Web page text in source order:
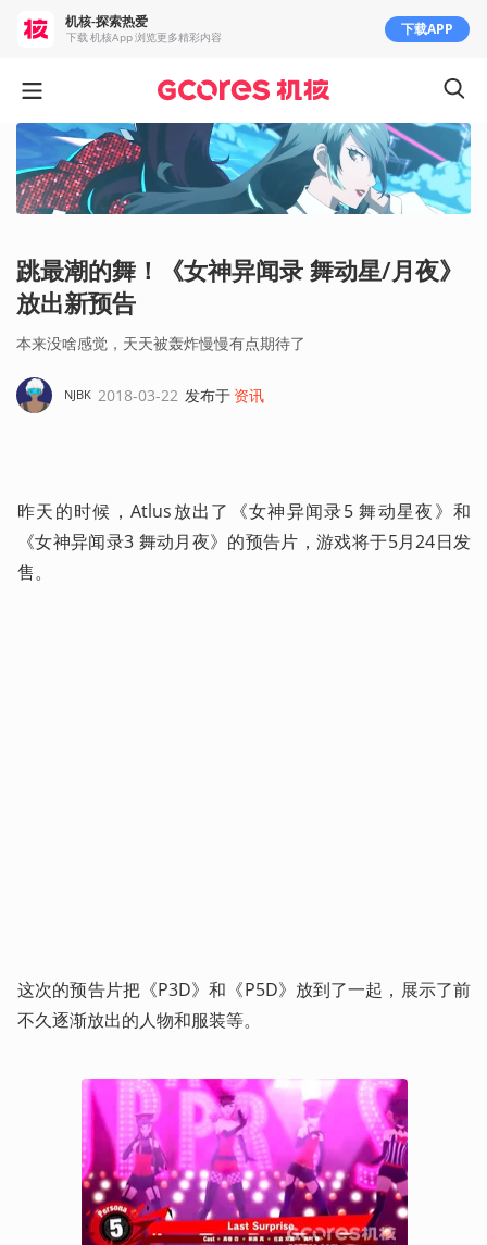
跳最潮的舞！《女神异闻录 舞动星/月夜》
放出新预告
本来没啥感觉，天天被轰炸慢慢有点期待了
NJBK 2018-03-22 发布于 资讯
昨天的时候，Atlus放出了《女神异闻录5 舞动星夜》和
《女神异闻录3 舞动月夜》的预告片，游戏将于5月24日发
售。
这次的预告片把《P3D》和《P5D》放到了一起，展示了前
不久逐渐放出的人物和服装等。
机核-探索热爱
下载 机核App 浏览更多精彩内容 下载APP